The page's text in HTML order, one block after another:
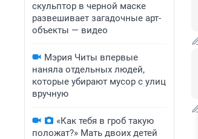
скульптор в черной маске
развешивает загадочные арт-
объекты — видео
Мэрия Читы впервые
наняла отдельных людей,
которые убирают мусор с улиц
вручную
«Как тебя в гроб такую
положат?» Мать двоих детей